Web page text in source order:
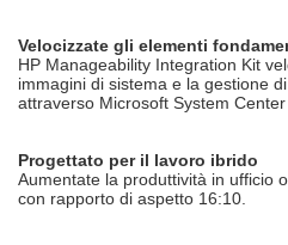
Velocizzate gli elementi
HP Manageability Integration Kit
immagini di sistema e la gestione
attraverso Microsoft System
Progettato per il lavoro ibrido
Aumentate la produttività in ufficio
con rapporto di aspetto 16:10.